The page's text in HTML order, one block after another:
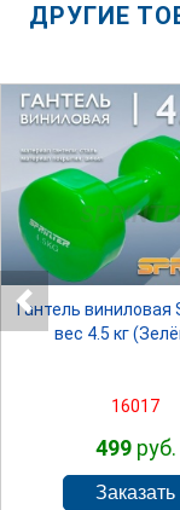
ДРУГИЕ
Гантель виниловая
вес 4.5 кг
16017
499руб.